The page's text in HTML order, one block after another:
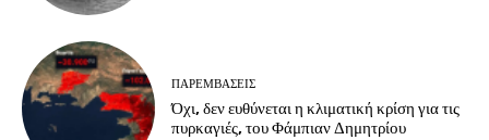
ΠΑΡΕΜΒΑΣΕΙΣ
Όχι, δεν ευθύνεται η κλιματική κρίση για τις
πυρκαγιές, του Φάμπιαν Δημητρίου